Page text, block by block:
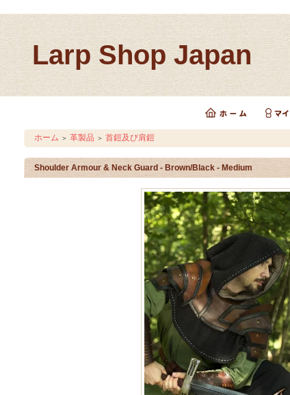
Larp Shop Japan
ホーム ＞ 革製品 ＞ 首鎧及び肩鎧
Shoulder Armour & Neck Guard - Brown/Black - Medium